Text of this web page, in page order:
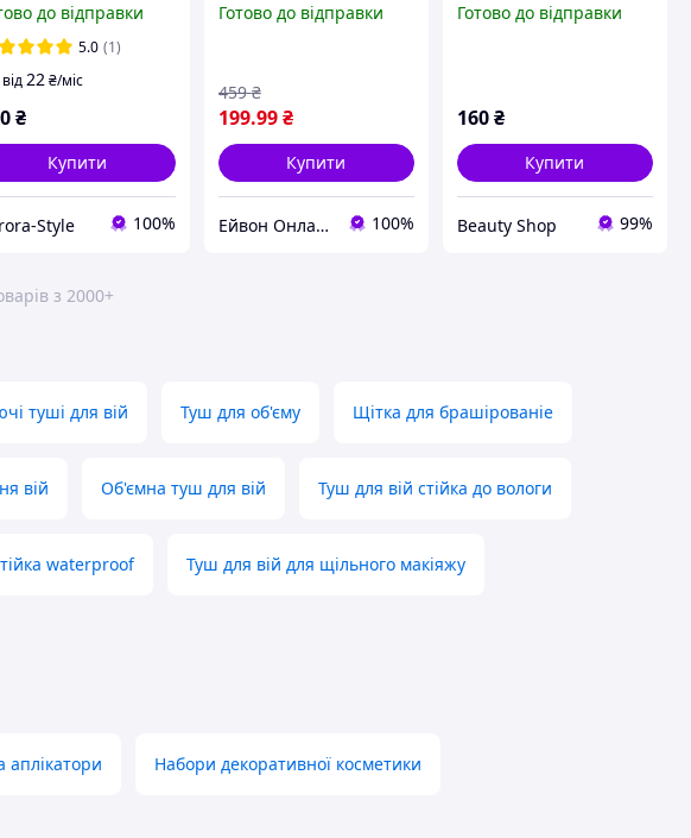
мл (Ейвон)
до відправки
5.0 (1)
від22₴/міс
₴
Купити
Style 100%
Готово до відправки
199.99 ₴
459 ₴
Купити
Ейвон Онлайн Україна 100%
пухнасті вії THE ONE
Готово до відправки
160₴
Купити
Beauty Shop 99%
з 2000+
туші для вій Туш для об'єму Щітка для брашірованіе
вій Об'ємна туш для вій Туш для вій стійка до вологи
waterproof Туш для вій для щільного макіяжу
аплікатори Набори декоративної косметики